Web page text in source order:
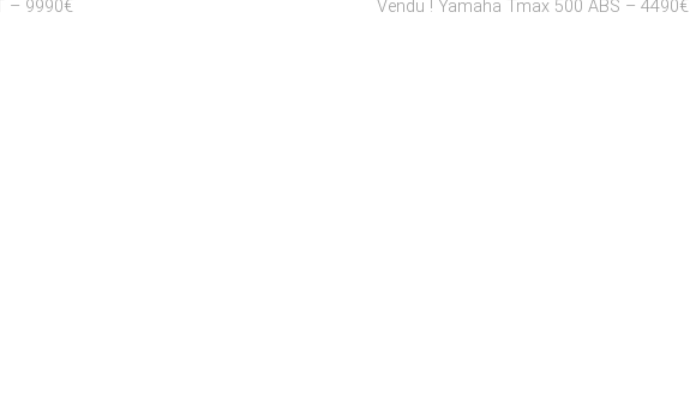
– 9990€ Vendu ! Yamaha Tmax 500 ABS – 4490€